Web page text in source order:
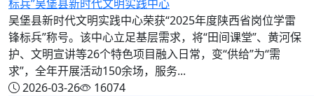
标兵”吴堡县新时代文明实践中心
吴堡县新时代文明实践中心荣获“2025年度陕西省岗位学雷
锋标兵”称号。该中心立足基层需求，将“田间课堂”、黄河保
护、文明宣讲等26个特色项目融入日常，变“供给”为“需
求”，全年开展活动150余场，服务...
2026-03-26
16074